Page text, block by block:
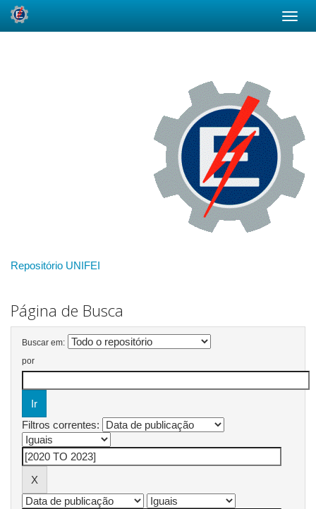
Repositório UNIFEI
Página de Busca
Buscar em:
por
Filtros correntes: